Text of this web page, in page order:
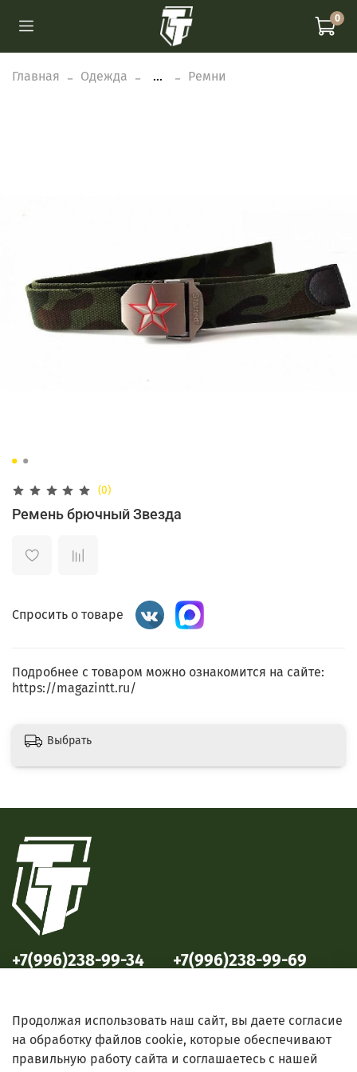
0
Главная Одежда ... Ремни
(0)
Ремень брючный Звезда
Спросить о товаре
Подробнее с товаром можно ознакомится на сайте:
https://magazintt.ru/
Выбрать
+7(996)238-99-34 +7(996)238-99-69
Продолжая использовать наш сайт, вы даете согласие
на обработку файлов cookie, которые обеспечивают
правильную работу сайта и соглашаетесь с нашей